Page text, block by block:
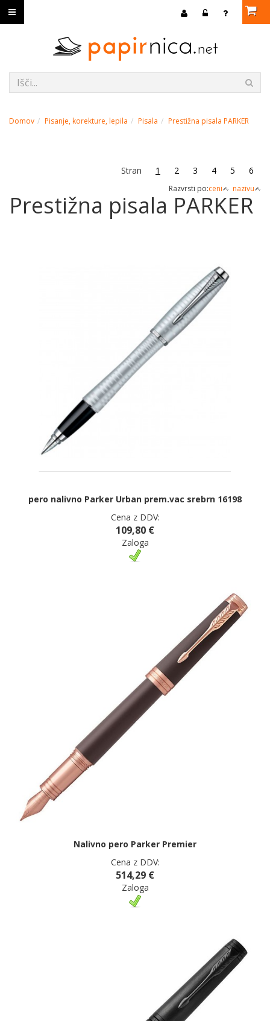
Domov Pisanje, korekture, lepila Pisala Prestižna pisala PARKER
Stran 1 2 3 4 5 6
Razvrsti po:ceni nazivu
Prestižna pisala PARKER
pero nalivno Parker Urban prem.vac srebrn 16198
Cena z DDV:
109,80 €
Zaloga
Nalivno pero Parker Premier
Cena z DDV:
514,29 €
Zaloga